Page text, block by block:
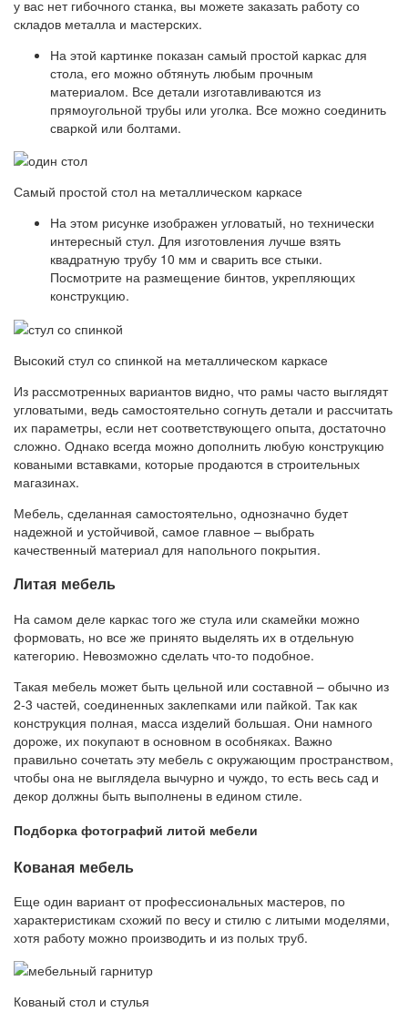
у вас нет гибочного станка, вы можете заказать работу со
складов металла и мастерских.
На этой картинке показан самый простой каркас для
стола, его можно обтянуть любым прочным
материалом. Все детали изготавливаются из
прямоугольной трубы или уголка. Все можно соединить
сваркой или болтами.
Самый простой стол на металлическом каркасе
На этом рисунке изображен угловатый, но технически
интересный стул. Для изготовления лучше взять
квадратную трубу 10 мм и сварить все стыки.
Посмотрите на размещение бинтов, укрепляющих
конструкцию.
Высокий стул со спинкой на металлическом каркасе
Из рассмотренных вариантов видно, что рамы часто выглядят
угловатыми, ведь самостоятельно согнуть детали и рассчитать
их параметры, если нет соответствующего опыта, достаточно
сложно. Однако всегда можно дополнить любую конструкцию
коваными вставками, которые продаются в строительных
магазинах.
Мебель, сделанная самостоятельно, однозначно будет
надежной и устойчивой, самое главное – выбрать
качественный материал для напольного покрытия.
Литая мебель
На самом деле каркас того же стула или скамейки можно
формовать, но все же принято выделять их в отдельную
категорию. Невозможно сделать что-то подобное.
Такая мебель может быть цельной или составной – обычно из
2-3 частей, соединенных заклепками или пайкой. Так как
конструкция полная, масса изделий большая. Они намного
дороже, их покупают в основном в особняках. Важно
правильно сочетать эту мебель с окружающим пространством,
чтобы она не выглядела вычурно и чуждо, то есть весь сад и
декор должны быть выполнены в едином стиле.
Подборка фотографий литой мебели
Кованая мебель
Еще один вариант от профессиональных мастеров, по
характеристикам схожий по весу и стилю с литыми моделями,
хотя работу можно производить и из полых труб.
Кованый стол и стулья